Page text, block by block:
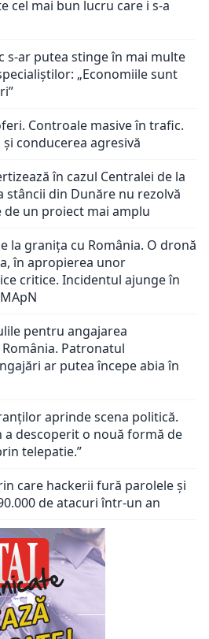
cel mai bun lucru care i s-a
s-ar putea stinge în mai multe
„Economiile sunt
Controale masive în trafic.
conducerea agresivă
în cazul Centralei de la
stâncii din Dunăre nu rezolvă
de un proiect mai amplu
la granița cu România. O dronă
în apropierea unor
critice. Incidentul ajunge în
pentru angajarea
Patronatul
ar putea începe abia în
aprinde scena politică.
a descoperit o nouă formă de
telepatie.”
care hackerii fură parolele și
de atacuri într-un an